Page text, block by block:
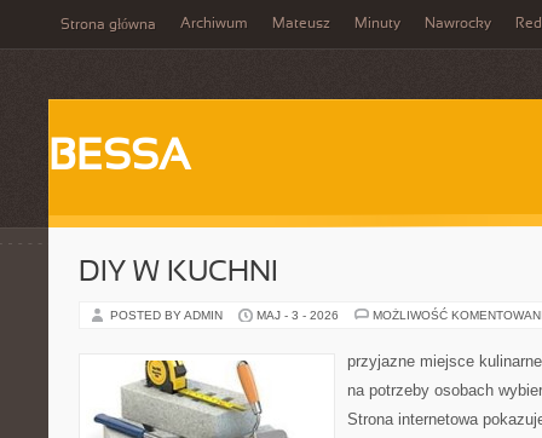
Strona główna Archiwum Mateusz Minuty Nawrocky
BESSA
DIY W KUCHNI
POSTED BY ADMIN MAJ - 3 - 2026 MOŻLIWOŚĆ
przyjazne miejsce
na potrzeby osobach
Strona internetowa